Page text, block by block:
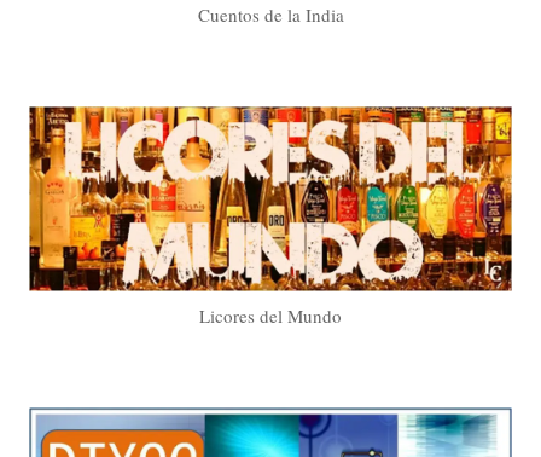
Cuentos de la India
Licores del Mundo